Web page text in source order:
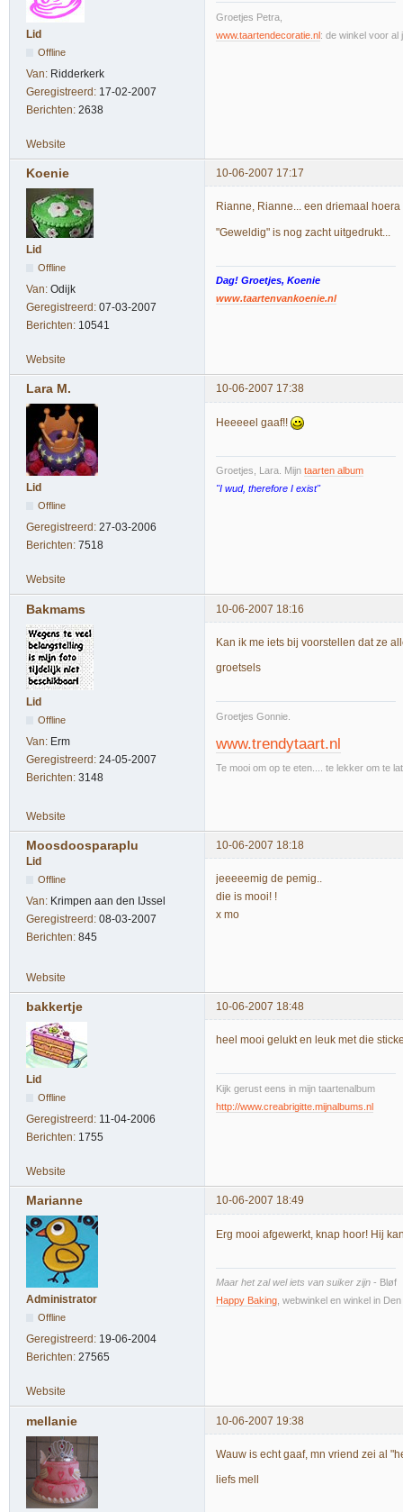
Lid
Offline
Van: Ridderkerk
Geregistreerd: 17-02-2007
Berichten: 2638
Groetjes Petra,
www.taartendecoratie.nl: de winkel voor al
Website
Koenie 10-06-2007 17:17
Lid
Offline
Van: Odijk
Geregistreerd: 07-03-2007
Berichten: 10541
Rianne, Rianne... een driemaal hoera
"Geweldig" is nog zacht uitgedrukt...
Dag! Groetjes, Koenie
www.taartenvankoenie.nl
Website
Lara M. 10-06-2007 17:38
Lid
Offline
Geregistreerd: 27-03-2006
Berichten: 7518
Heeeeel gaaf!!
Groetjes, Lara. Mijn taarten album
"I wud, therefore I exist"
Website
Bakmams 10-06-2007 18:16
Lid
Offline
Van: Erm
Geregistreerd: 24-05-2007
Berichten: 3148
Kan ik me iets bij voorstellen dat ze
groetsels
Groetjes Gonnie.
www.trendytaart.nl
Te mooi om op te eten.... te lekker om te
Website
Moosdoosparaplu
10-06-2007 18:18
Lid
Offline
Van: Krimpen aan den IJssel
Geregistreerd: 08-03-2007
Berichten: 845
jeeeeemig de pemig..
die is mooi! !
x mo
Website
bakkertje 10-06-2007 18:48
Lid
Offline
Geregistreerd: 11-04-2006
Berichten: 1755
heel mooi gelukt en leuk met die
Kijk gerust eens in mijn taartenalbum
http://www.creabrigitte.mijnalbums.nl
Website
Marianne 10-06-2007 18:49
Administrator
Offline
Geregistreerd: 19-06-2004
Berichten: 27565
Erg mooi afgewerkt, knap hoor! Hij
Maar het zal wel iets van suiker zijn - Bløf
Happy Baking , webwinkel en winkel in
Website
mellanie 10-06-2007 19:38
Wauw is echt gaaf, mn vriend zei al
liefs mell